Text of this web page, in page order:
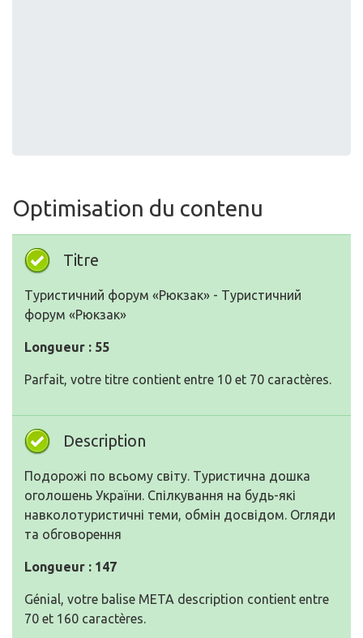
Optimisation du contenu
Titre
Туристичний форум «Рюкзак» - Туристичний
форум «Рюкзак»
Longueur : 55
Parfait, votre titre contient entre 10 et 70 caractères.
Description
Подорожі по всьому світу. Туристична дошка
оголошень України. Спілкування на будь-які
навколотуристичні теми, обмін досвідом. Огляди
та обговорення
Longueur : 147
Génial, votre balise META description contient entre
70 et 160 caractères.